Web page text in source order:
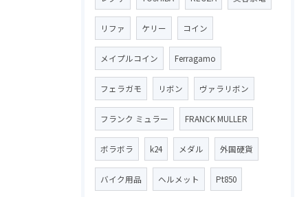
リファ ケリー コイン
メイプルコイン Ferragamo
フェラガモ リボン ヴァラリボン
フランク ミュラー FRANCK MULLER
ボラボラ k24 メダル 外国硬貨
バイク用品 ヘルメット Pt850